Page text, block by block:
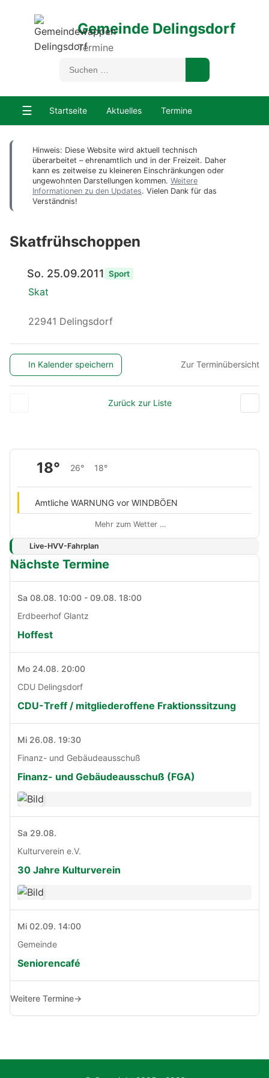
Gemeinde Delingsdorf
Termine
☰ Startseite Aktuelles Termine
Hinweis: Diese Website wird aktuell technisch
überarbeitet – ehrenamtlich und in der Freizeit. Daher
kann es zeitweise zu kleineren Einschränkungen oder
ungewohnten Darstellungen kommen. Weitere
Informationen zu den Updates. Vielen Dank für das
Verständnis!
Skatfrühschoppen
So. 25.09.2011 Sport
Skat
22941 Delingsdorf
In Kalender speichern Zur Terminübersicht
Zurück zur Liste
18° 26° 18°
Amtliche WARNUNG vor WINDBÖEN
Mehr zum Wetter …
Live-HVV-Fahrplan
Nächste Termine
Sa 08.08. 10:00 - 09.08. 18:00
Erdbeerhof Glantz
Hoffest
Mo 24.08. 20:00
CDU Delingsdorf
CDU-Treff / mitgliederoffene Fraktionssitzung
Mi 26.08. 19:30
Finanz- und Gebäudeausschuß
Finanz- und Gebäudeausschuß (FGA)
Sa 29.08.
Kulturverein e.V.
30 Jahre Kulturverein
Mi 02.09. 14:00
Gemeinde
Seniorencafé
Weitere Termine→